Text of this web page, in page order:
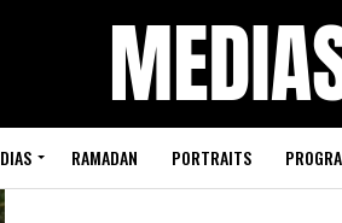
RAMADAN PORTRAITS